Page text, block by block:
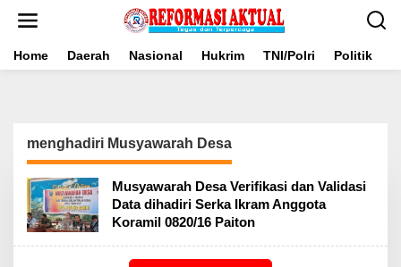
Home Daerah Nasional Hukrim TNI/Polri Politik
menghadiri Musyawarah Desa
Musyawarah Desa Verifikasi dan Validasi
Data dihadiri Serka Ikram Anggota
Koramil 0820/16 Paiton